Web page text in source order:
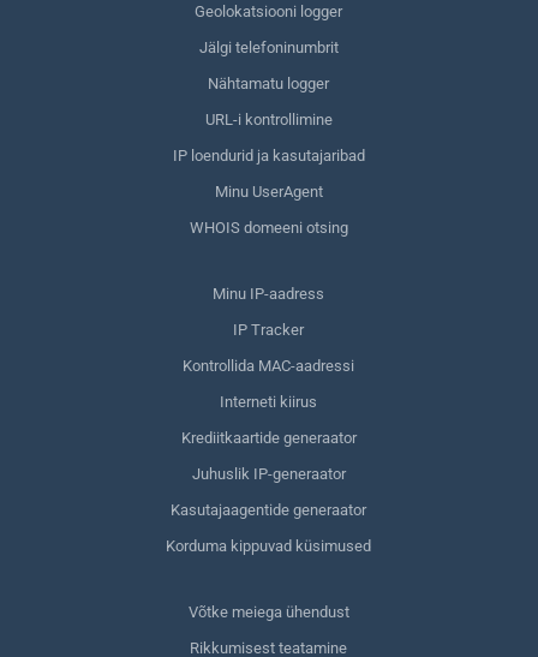
Geolokatsiooni logger
Jälgi telefoninumbrit
Nähtamatu logger
URL-i kontrollimine
IP loendurid ja kasutajaribad
Minu UserAgent
WHOIS domeeni otsing
Minu IP-aadress
IP Tracker
Kontrollida MAC-aadressi
Interneti kiirus
Krediitkaartide generaator
Juhuslik IP-generaator
Kasutajaagentide generaator
Korduma kippuvad küsimused
Võtke meiega ühendust
Rikkumisest teatamine